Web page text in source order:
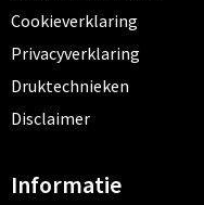
Cookieverklaring
Privacyverklaring
Druktechnieken
Disclaimer
Informatie